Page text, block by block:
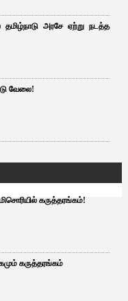
தமிழ்நாடு அரசே ஏற்று நடத்த
வேலை!
கருத்தரங்கம்!
கருத்தரங்கம்